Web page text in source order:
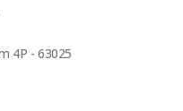
4P - 63025